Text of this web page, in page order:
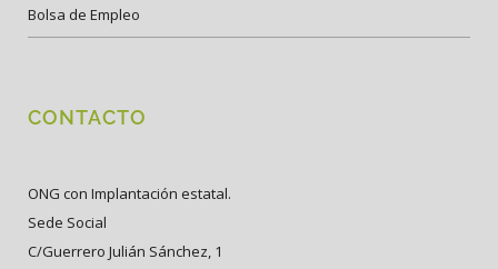
Bolsa de Empleo
CONTACTO
ONG con Implantación estatal.
Sede Social
C/Guerrero Julián Sánchez, 1